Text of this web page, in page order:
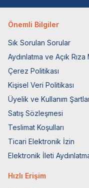
Önemli Bilgiler
Sık Sorulan Sorular
Aydınlatma ve Açık Rıza
Çerez Politikası
Kişisel Veri Politikası
Üyelik ve Kullanım
Satış Sözleşmesi
Teslimat Koşulları
Ticari Elektronik İzin
Elektronik İleti
Hızlı Erişim